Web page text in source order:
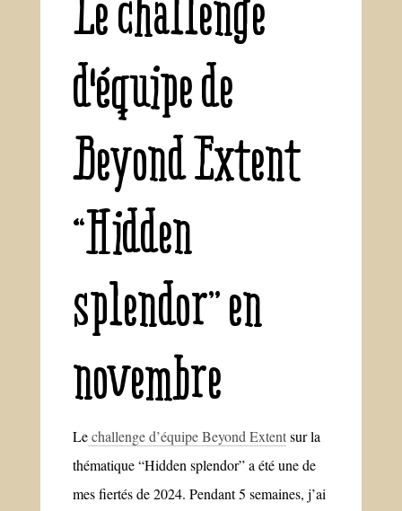
d'équipe de
Beyond Extent
“Hidden
splendor” en
novembre
Lechallenge d’équipe Beyond Extentsur la
thématique “Hidden splendor” a été une de
mes fiertés de 2024. Pendant 5 semaines, j’ai